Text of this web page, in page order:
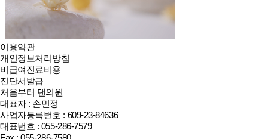
이용약관
개인정보처리방침
비급여진료비용
진단서발급
처음부터 댄의원
대표자 : 손민정
사업자등록번호 : 609-23-84636
대표번호 : 055-286-7579